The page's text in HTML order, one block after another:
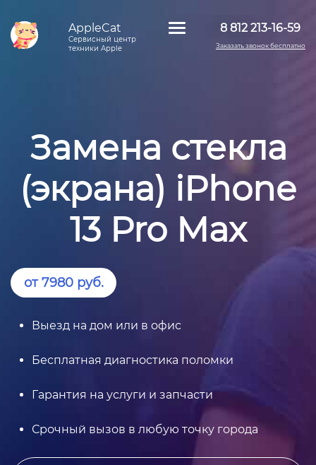
AppleCat
Сервисный центр
техники Apple
8 812 213-16-59
Заказать звонок бесплатно
Замена стекла
(экрана) iPhone
13 Pro Max
от 7980 руб.
Выезд на дом или в офис
Бесплатная диагностика поломки
Гарантия на услуги и запчасти
Срочный вызов в любую точку города